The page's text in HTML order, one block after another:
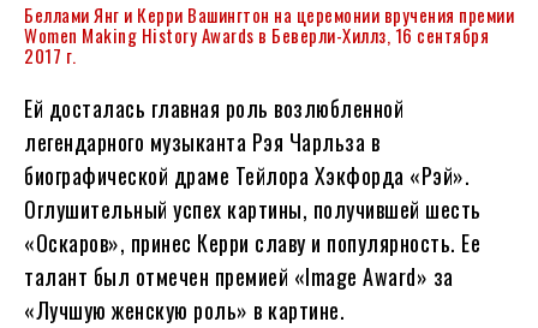
Беллами Янг и Керри Вашингтон на церемонии вручения премии
Women Making History Awards в Беверли-Хиллз, 16 сентября
2017 г.
Ей досталась главная роль возлюбленной
легендарного музыканта Рэя Чарльза в
биографической драме Тейлора Хэкфорда «Рэй».
Оглушительный успех картины, получившей шесть
«Оскаров», принес Керри славу и популярность. Ее
талант был отмечен премией «Image Award» за
«Лучшую женскую роль» в картине.